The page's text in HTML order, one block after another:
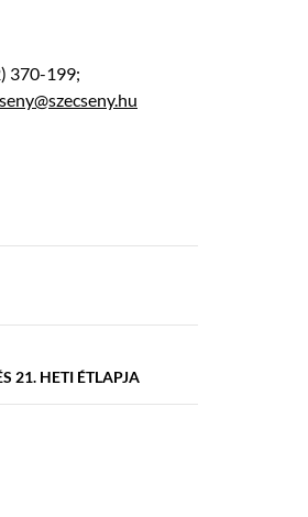
370-199;
21. HETI ÉTLAPJA